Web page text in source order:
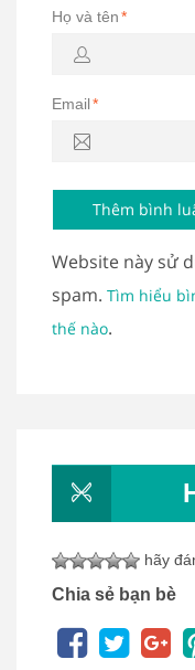
Họ và tên*
Email*
Website này sử
spam. Tìm hiểu
thế nào.
hãy
Chia sẻ bạn bè